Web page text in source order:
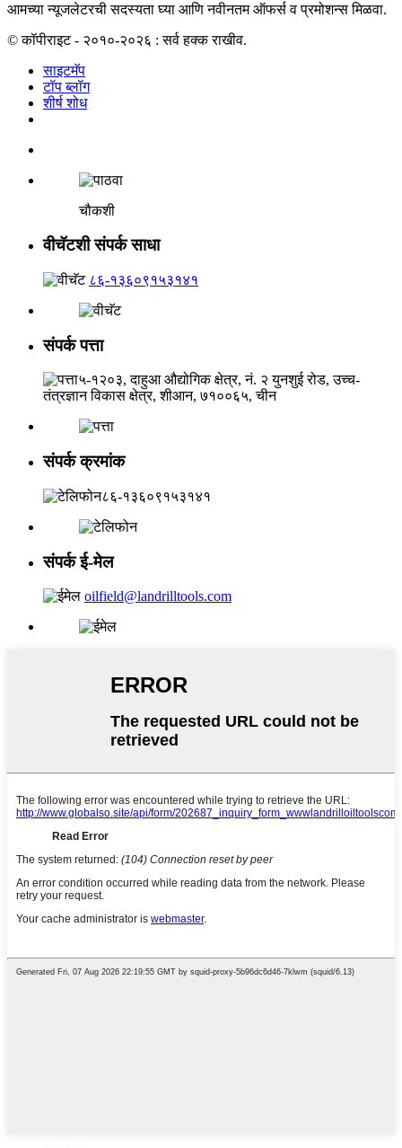
आमच्या न्यूजलेटरची सदस्यता घ्या आणि नवीनतम ऑफर्स व प्रमोशन्स मिळवा.
© कॉपीराइट - २०१०-२०२६ : सर्व हक्क राखीव.
साइटमॅप
टॉप ब्लॉग
शीर्ष शोध
चौकशी
वीचॅटशी संपर्क साधा
८६-१३६०९१५३१४१
संपर्क पत्ता
५-१२०३, दाहुआ औद्योगिक क्षेत्र, नं. २ युनशुई रोड, उच्च-
तंत्रज्ञान विकास क्षेत्र, शीआन, ७१००६५, चीन
संपर्क क्रमांक
८६-१३६०९१५३१४१
संपर्क ई-मेल
oilfield@landrilltools.com